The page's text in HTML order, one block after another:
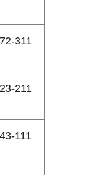
311
211
111